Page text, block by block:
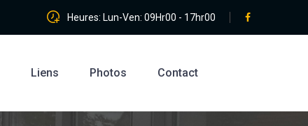
Heures: Lun-Ven: 09Hr00 - 17hr00
Liens Photos Contact